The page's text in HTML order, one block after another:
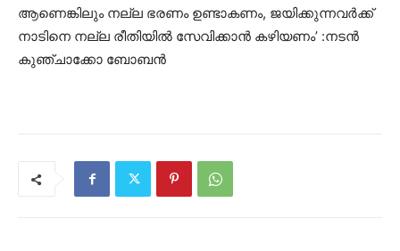
ആണെങ്കിലും നല്ല ഭരണം ഉണ്ടാകണം, ജയിക്കുന്നവർക്ക്
നാടിനെ നല്ല രീതിയിൽ സേവിക്കാൻ കഴിയണം’ :നടൻ
കുഞ്ചാക്കോ ബോബൻ